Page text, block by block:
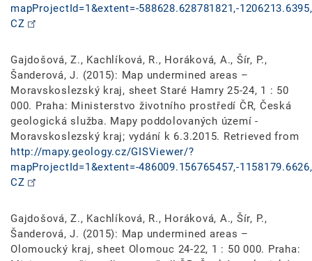
mapProjectId=1&extent=-588628.628781821,-
CZ
Gajdošová, Z., Kachlíková, R., Horáková, A., Šír, P.,
Šanderová, J. (2015): Map undermined areas –
Moravskoslezský kraj, sheet Staré Hamry 25-24, 1 : 50
000. Praha: Ministerstvo životního prostředí ČR, Česká
geologická služba. Mapy poddolovaných území -
Moravskoslezský kraj; vydání k 6.3.2015. Retrieved from
http://mapy.geology.cz/GISViewer/?
mapProjectId=1&extent=-486009.156765457,-
CZ
Gajdošová, Z., Kachlíková, R., Horáková, A., Šír, P.,
Šanderová, J. (2015): Map undermined areas –
Olomoucký kraj, sheet Olomouc 24-22, 1 : 50 000. Praha: